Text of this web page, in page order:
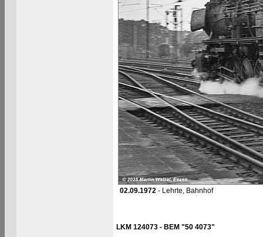
02.09.1972- Lehrte, Bahnhof
LKM 124073 - BEM "50 4073"